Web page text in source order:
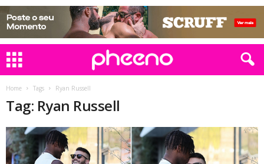
Home Tags Ryan Russell
Tag: Ryan Russell